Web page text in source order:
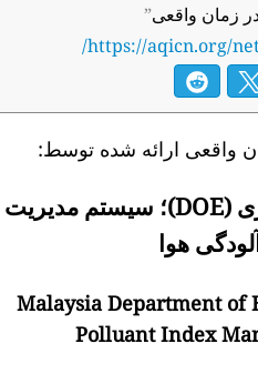
Cheras,Kuala
Indera
Kg.
زمان واقعی ”
https://aqicn.org/
واقعی ارائه شده توسط:
وزارت محیط زیست مالزی (DOE)؛ سیستم مدیریت
هوا
Malaysia Department
Polluant Index